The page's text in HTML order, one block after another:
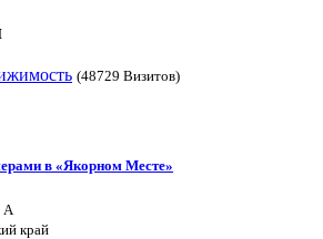
(48729 Визитов)
в «Якорном Месте»
А
край